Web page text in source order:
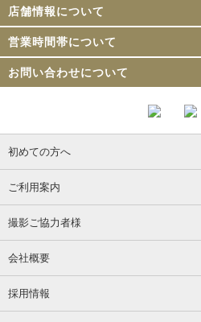
店舗情報について
営業時間帯について
お問い合わせについて
初めての方へ
ご利用案内
撮影ご協力者様
会社概要
採用情報